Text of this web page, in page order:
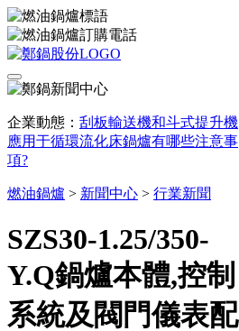
企業動態： 刮板輸送機和斗式提升機
應用于循環流化床鍋爐有哪些注意事
項?
燃油鍋爐 > 新聞中心 > 行業新聞
SZS30-1.25/350-
Y.Q鍋爐本體,控制
系統及閥門儀表配